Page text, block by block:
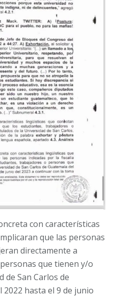
con características
que las personas
directamente a
que tienen y/o
de San Carlos de
2022 hasta el 9 de junio